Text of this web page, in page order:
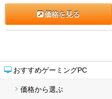
おすすめゲーミングPC
価格から選ぶ
価格を見る